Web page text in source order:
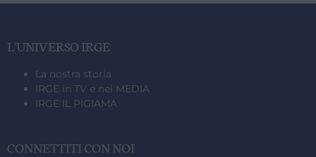
L'UNIVERSO IRGE
La nostra storia
IRGE in TV e nei MEDIA
IRGE IL PIGIAMA
CONNETTITI CON NOI